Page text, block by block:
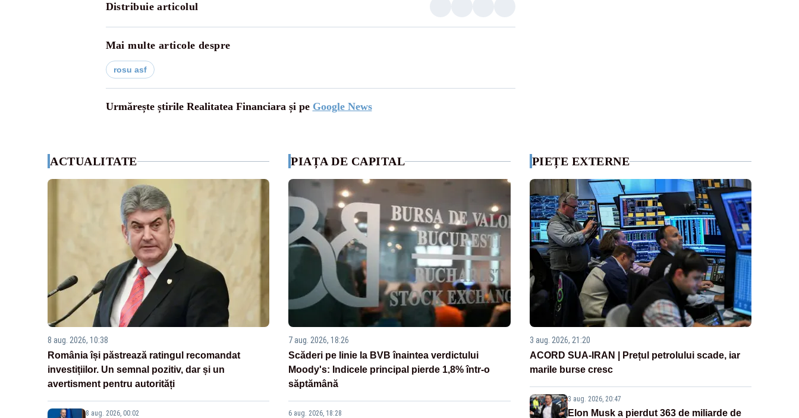
Distribuie articolul
Mai multe articole despre
rosu asf
Urmărește știrile Realitatea Financiara și pe Google News
ACTUALITATE
8 aug. 2026, 10:38
România își păstrează ratingul recomandat
investițiilor. Un semnal pozitiv, dar și un
avertisment pentru autorități
8 aug. 2026, 00:02
PIAȚA DE CAPITAL
7 aug. 2026, 18:26
Scăderi pe linie la BVB înaintea verdictului
Moody's: Indicele principal pierde 1,8% într-o
săptămână
6 aug. 2026, 18:28
PIEȚE EXTERNE
3 aug. 2026, 21:20
ACORD SUA-IRAN | Prețul petrolului scade, iar
marile burse cresc
3 aug. 2026, 20:47
Elon Musk a pierdut 363 de miliarde de